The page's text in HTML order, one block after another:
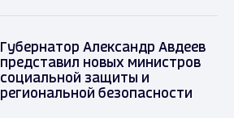
Губернатор Александр Авдеев
представил новых министров
социальной защиты и
региональной безопасности